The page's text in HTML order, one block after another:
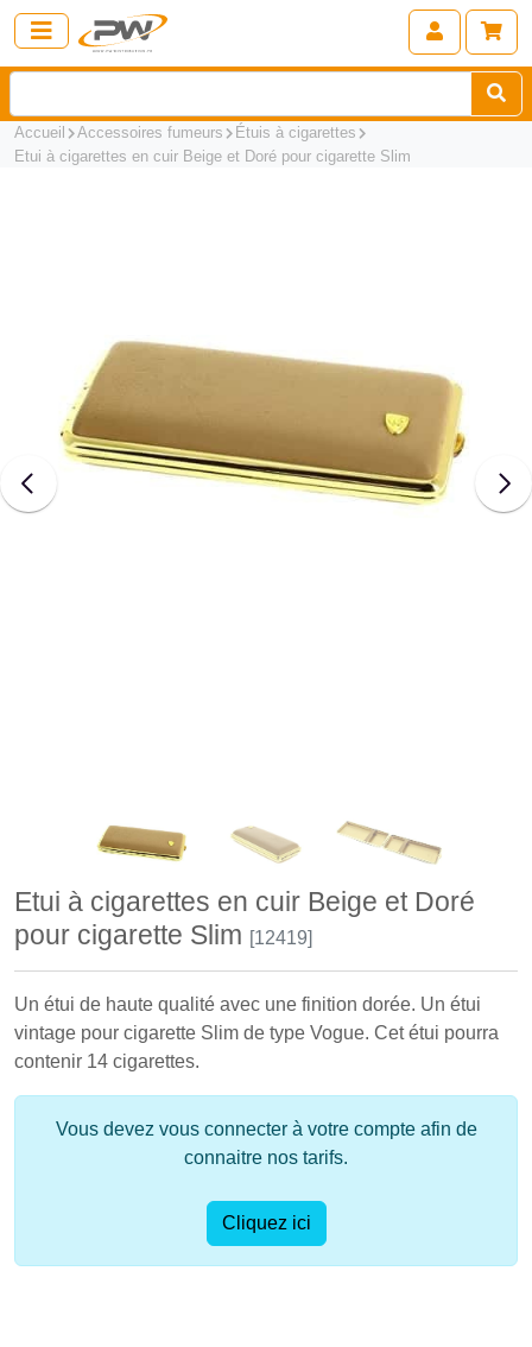
Accueil Accessoires fumeurs
Étuis à cigarettes
Etui à cigarettes en cuir Beige et Doré pour cigarette Slim
Etui à cigarettes en cuir Beige et Doré
pour cigarette Slim [12419]
Un étui de haute qualité avec une finition dorée. Un étui
vintage pour cigarette Slim de type Vogue. Cet étui pourra
contenir 14 cigarettes.
Vous devez vous connecter à votre compte afin de
connaitre nos tarifs.
Cliquez ici